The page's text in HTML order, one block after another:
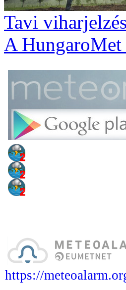
Tavi viharjelzés
A HungaroMet
https://